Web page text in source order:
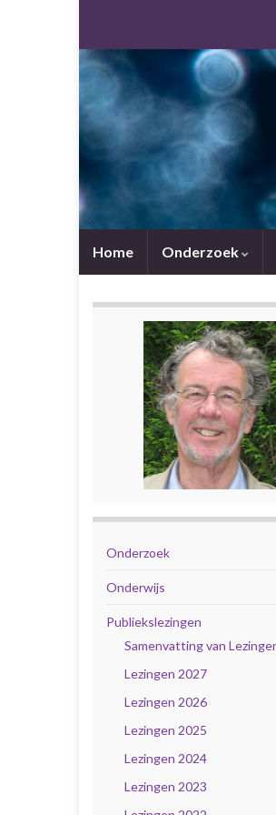
Home Onderzoek
Onderzoek
Onderwijs
Publiekslezingen
Samenvatting van
Lezingen 2027
Lezingen 2026
Lezingen 2025
Lezingen 2024
Lezingen 2023